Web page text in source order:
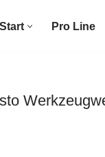
Start Pro Line